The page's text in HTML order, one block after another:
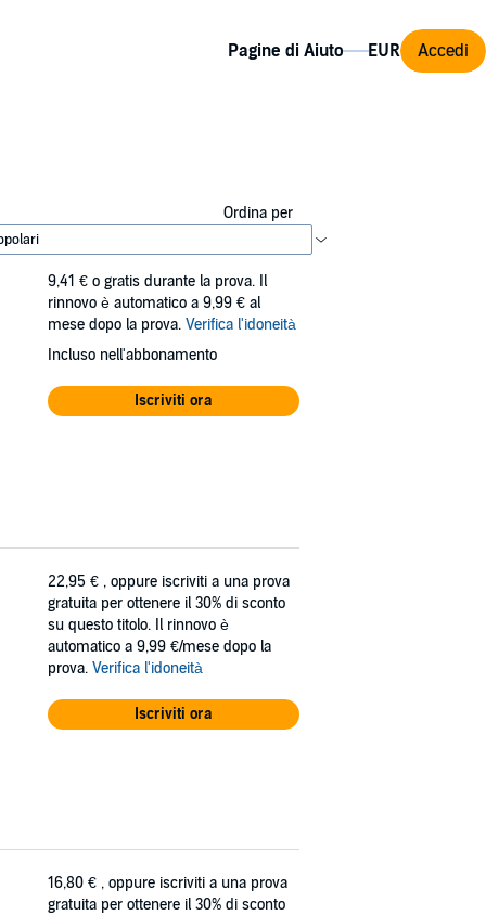
Pagine di Aiuto Accedi
Ordina per
9,41 € o gratis durante la prova. Il
rinnovo è automatico a 9,99 € al
mese dopo la prova. Verifica l'idoneità
Incluso nell'abbonamento
Iscriviti ora
22,95 € , oppure iscriviti a una prova
gratuita per ottenere il 30% di sconto
su questo titolo. Il rinnovo è
automatico a 9,99 €/mese dopo la
prova. Verifica l'idoneità
Iscriviti ora
16,80 € , oppure iscriviti a una prova
gratuita per ottenere il 30% di sconto